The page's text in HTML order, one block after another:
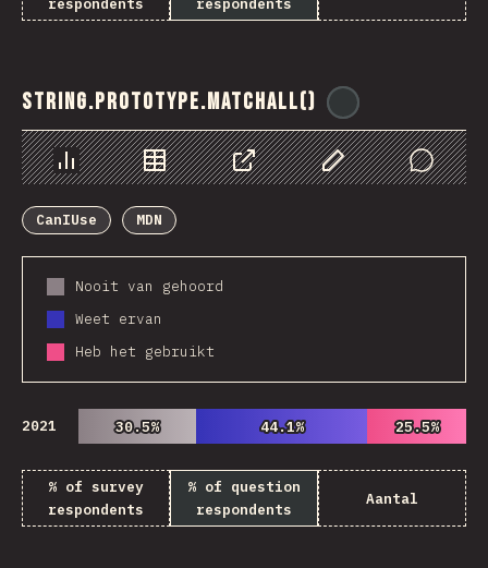
respondents respondents
String.prototype.matchAll()
Chart Data Share Customize Data
Comments
CanIUse
MDN
Nooit van gehoord
Weet ervan
Heb het gebruikt
2021 30.5%
30.5% 44.1%
44.1% 25.5%
25.5%
% of survey
respondents
% of question
respondents
Aantal